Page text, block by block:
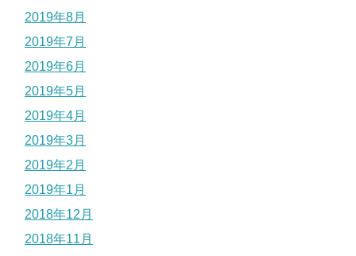
2019年8月
2019年7月
2019年6月
2019年5月
2019年4月
2019年3月
2019年2月
2019年1月
2018年12月
2018年11月